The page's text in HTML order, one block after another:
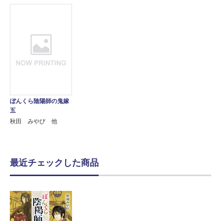
ぼんくら陰陽師の鬼嫁
五
秋田 みやび 他
最近チェックした商品